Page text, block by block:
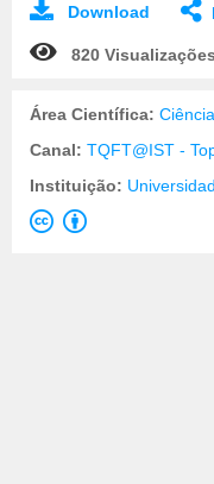
Download
820 Visualizações
Área Científica:
Canal: TQFT@IST -
Instituição: